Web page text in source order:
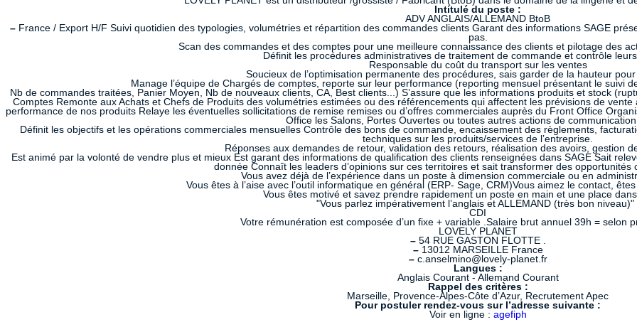
Intitulé du poste :
ADV ANGLAIS/ALLEMAND BtoB
–France / Export H/F Suivi quotidien des typologies, volumétries et répartition des commandes clients Garant des informations SAGE
pas.
Scan des commandes et des comptes pour une meilleure connaissance des clients et pilotage des
Définit les procédures administratives de traitement de commande et contrôle
Responsable du coût du transport sur les ventes
Soucieux de l’optimisation permanente des procédures, sais garder de la hauteur
Manage l’équipe de Chargés de comptes, reporte sur leur performance (reporting mensuel présentant le suivi
Nb de commandes traitées, Panier Moyen, Nb de nouveaux clients, CA, Best clients...) S’assure que les informations produits et stock
Comptes Remonte aux Achats et Chefs de Produits des volumétries estimées ou des référencements qui affectent les prévisions de
performance de nos produits Relaye les éventuelles sollicitations de remise remises ou d’offres commerciales auprès du Front Office
Office les Salons, Portes Ouvertes ou toutes autres actions de
Définit les objectifs et les opérations commerciales mensuelles Contrôle des bons de commande, encaissement des règlements,
techniques sur les produits/services de l’entreprise.
Réponses aux demandes de retour, validation des retours, réalisation des avoirs, gestion
Est animé par la volonté de vendre plus et mieux Est garant des informations de qualification des clients renseignées dans SAGE Sait
donnée Connaît les leaders d’opinions sur ces territoires et sait transformer des opportunités
Vous avez déjà de l’expérience dans un poste à dimension commerciale ou en
Vous êtes à l’aise avec l’outil informatique en général (ERP- Sage, CRM)Vous aimez le contact,
Vous êtes motivé et savez prendre rapidement un poste en main et une place
"Vous parlez impérativement l’anglais et ALLEMAND (très bon niveau)"
CDI
Votre rémunération est composée d’un fixe + variable .Salaire brut annuel 39h = selon
LOVELY PLANET
–54 RUE GASTON FLOTTE .
–13012 MARSEILLE France
–c.anselmino@lovely-planet.fr
Langues :
Anglais Courant - Allemand Courant
Rappel des critères :
Marseille, Provence-Alpes-Côte d’Azur, Recrutement Apec
Pour postuler rendez-vous sur l’adresse suivante :
Voir en ligne : agefiph